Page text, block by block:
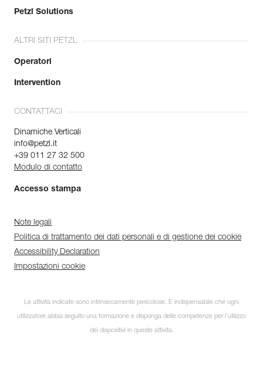
Petzl Solutions
ALTRI SITI PETZL
Operatori
Intervention
CONTATTACI
Dinamiche Verticali
info@petzl.it
+39 011 27 32 500
Modulo di contatto
Accesso stampa
Note legali
Politica di trattamento dei dati personali e di gestione dei cookie
Accessibility Declaration
Impostazioni cookie
Le attività indicate sono intrinsecamente pericolose. È indispensabile che ogni
utilizzatore abbia seguito una formazione e disponga delle competenze per l’utilizzo
dei dispositivi in queste attività.